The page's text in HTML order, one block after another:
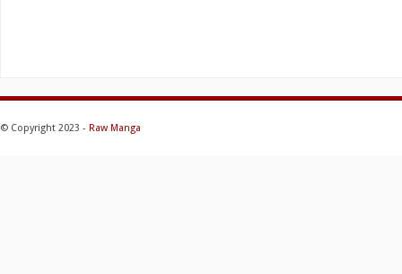
© Copyright 2023 - Raw Manga